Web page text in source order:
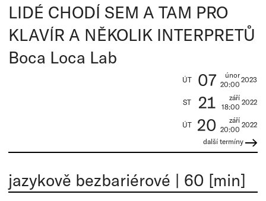
LIDÉ CHODÍ SEM A TAM PRO
KLAVÍR A NĚKOLIK INTERPRETŮ
Boca Loca Lab
ÚT 07
únor
20:00
2023
ST 21
září
18:00
2022
ÚT 20
září
20:00
2022
další termíny
jazykově bezbariérové | 60 [min]